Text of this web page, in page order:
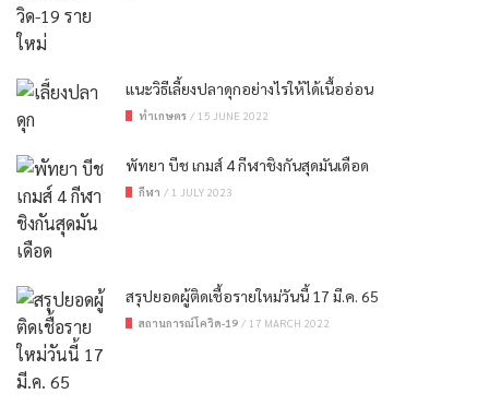
แนะวิธีเลี้ยงปลาดุกอย่างไรให้ได้เนื้ออ่อน
ทำเกษตร / 15 JUNE 2022
พัทยา บีช เกมส์ 4 กีฬาชิงกันสุดมันเดือด
กีฬา / 1 JULY 2023
สรุปยอดผู้ติดเชื้อรายใหม่วันนี้ 17 มี.ค. 65
สถานการณ์โควิด-19 / 17 MARCH 2022